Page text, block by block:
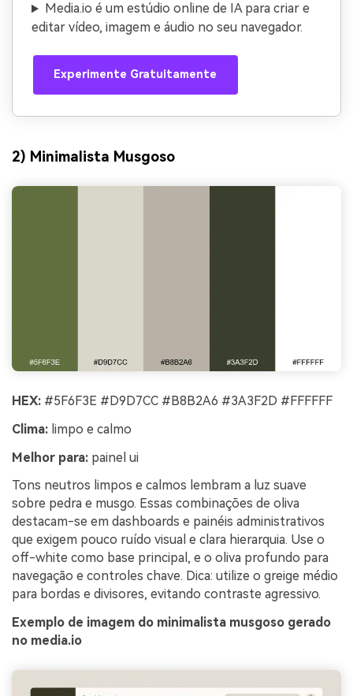
Media.io é um estúdio online de IA para criar e
editar vídeo, imagem e áudio no seu navegador.
Experimente Gratuitamente
2) Minimalista Musgoso
HEX: #5F6F3E #D9D7CC #B8B2A6 #3A3F2D #FFFFFF
Clima: limpo e calmo
Melhor para: painel ui
Tons neutros limpos e calmos lembram a luz suave
sobre pedra e musgo. Essas combinações de oliva
destacam-se em dashboards e painéis administrativos
que exigem pouco ruído visual e clara hierarquia. Use o
off-white como base principal, e o oliva profundo para
navegação e controles chave. Dica: utilize o greige médio
para bordas e divisores, evitando contraste agressivo.
Exemplo de imagem do minimalista musgoso gerado
no media.io